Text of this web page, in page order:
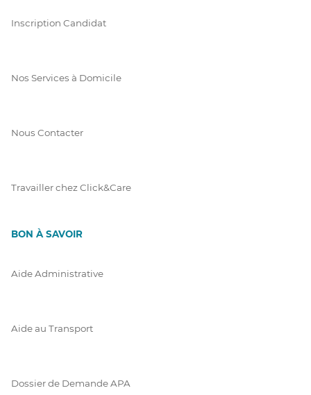
Inscription Candidat
Nos Services à Domicile
Nous Contacter
Travailler chez Click&Care
BON À SAVOIR
Aide Administrative
Aide au Transport
Dossier de Demande APA